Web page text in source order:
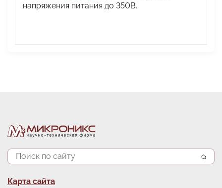
напряжения питания до 350В.
Потребляемая мощность, не более
перегрузки, не более
Поиск
Подвал
Карта сайта